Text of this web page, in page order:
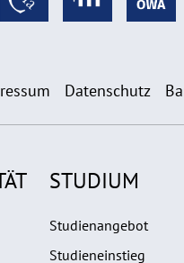
Datenschutz
STUDIUM
Studienangebot
Studieneinstieg